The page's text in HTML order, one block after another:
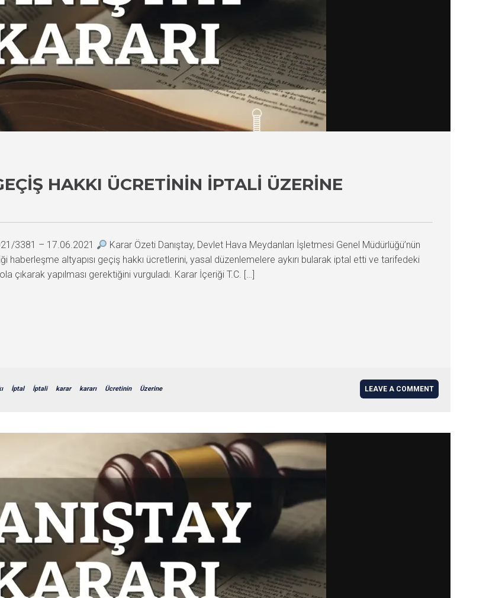
HAKKI ÜCRETININ İPTALI ÜZERINE
3381 – 17.06.2021
Karar Özeti Danıştay, Devlet Hava Meydanları İşletmesi Genel Müdürlüğü’nün
haberleşme altyapısı geçiş hakkı ücretlerini, yasal düzenlemelere aykırı bularak iptal etti ve tarifedeki
çıkarak yapılması gerektiğini vurguladı. Karar İçeriği T.C. […]
İptal İptali karar kararı Ücretinin Üzerine LEAVE A COMMENT